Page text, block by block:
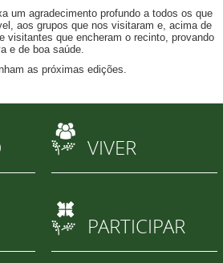
um agradecimento profundo a todos os que
aos grupos que nos visitaram e, acima de
visitantes que encheram o recinto, provando
e de boa saúde.
as próximas edições.
VIVER
PARTICIPAR